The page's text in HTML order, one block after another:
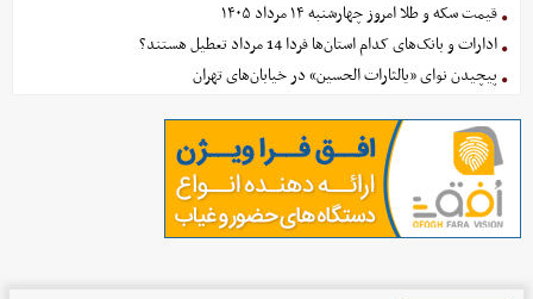
قیمت سکه و طلا امروز چهارشنبه ۱۴ مرداد ۱۴۰۵
ادارات و بانک‌های کدام استان‌ها فردا 14 مرداد تعطیل هستند؟
پیچیدن نوای «یالثارات الحسین» در خیابان‌های تهران